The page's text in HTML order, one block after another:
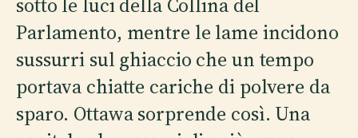
Parlamento, mentre le lame incidono
sussurri sul ghiaccio che un tempo
portava chiatte cariche di polvere da
sparo. Ottawa sorprende così. Una